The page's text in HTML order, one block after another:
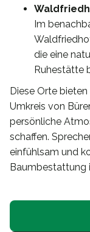
Im
die eine
Ruhestätte
Diese Orte
Umkreis von
persönliche
schaffen.
einfühlsam und
Baumbestattung